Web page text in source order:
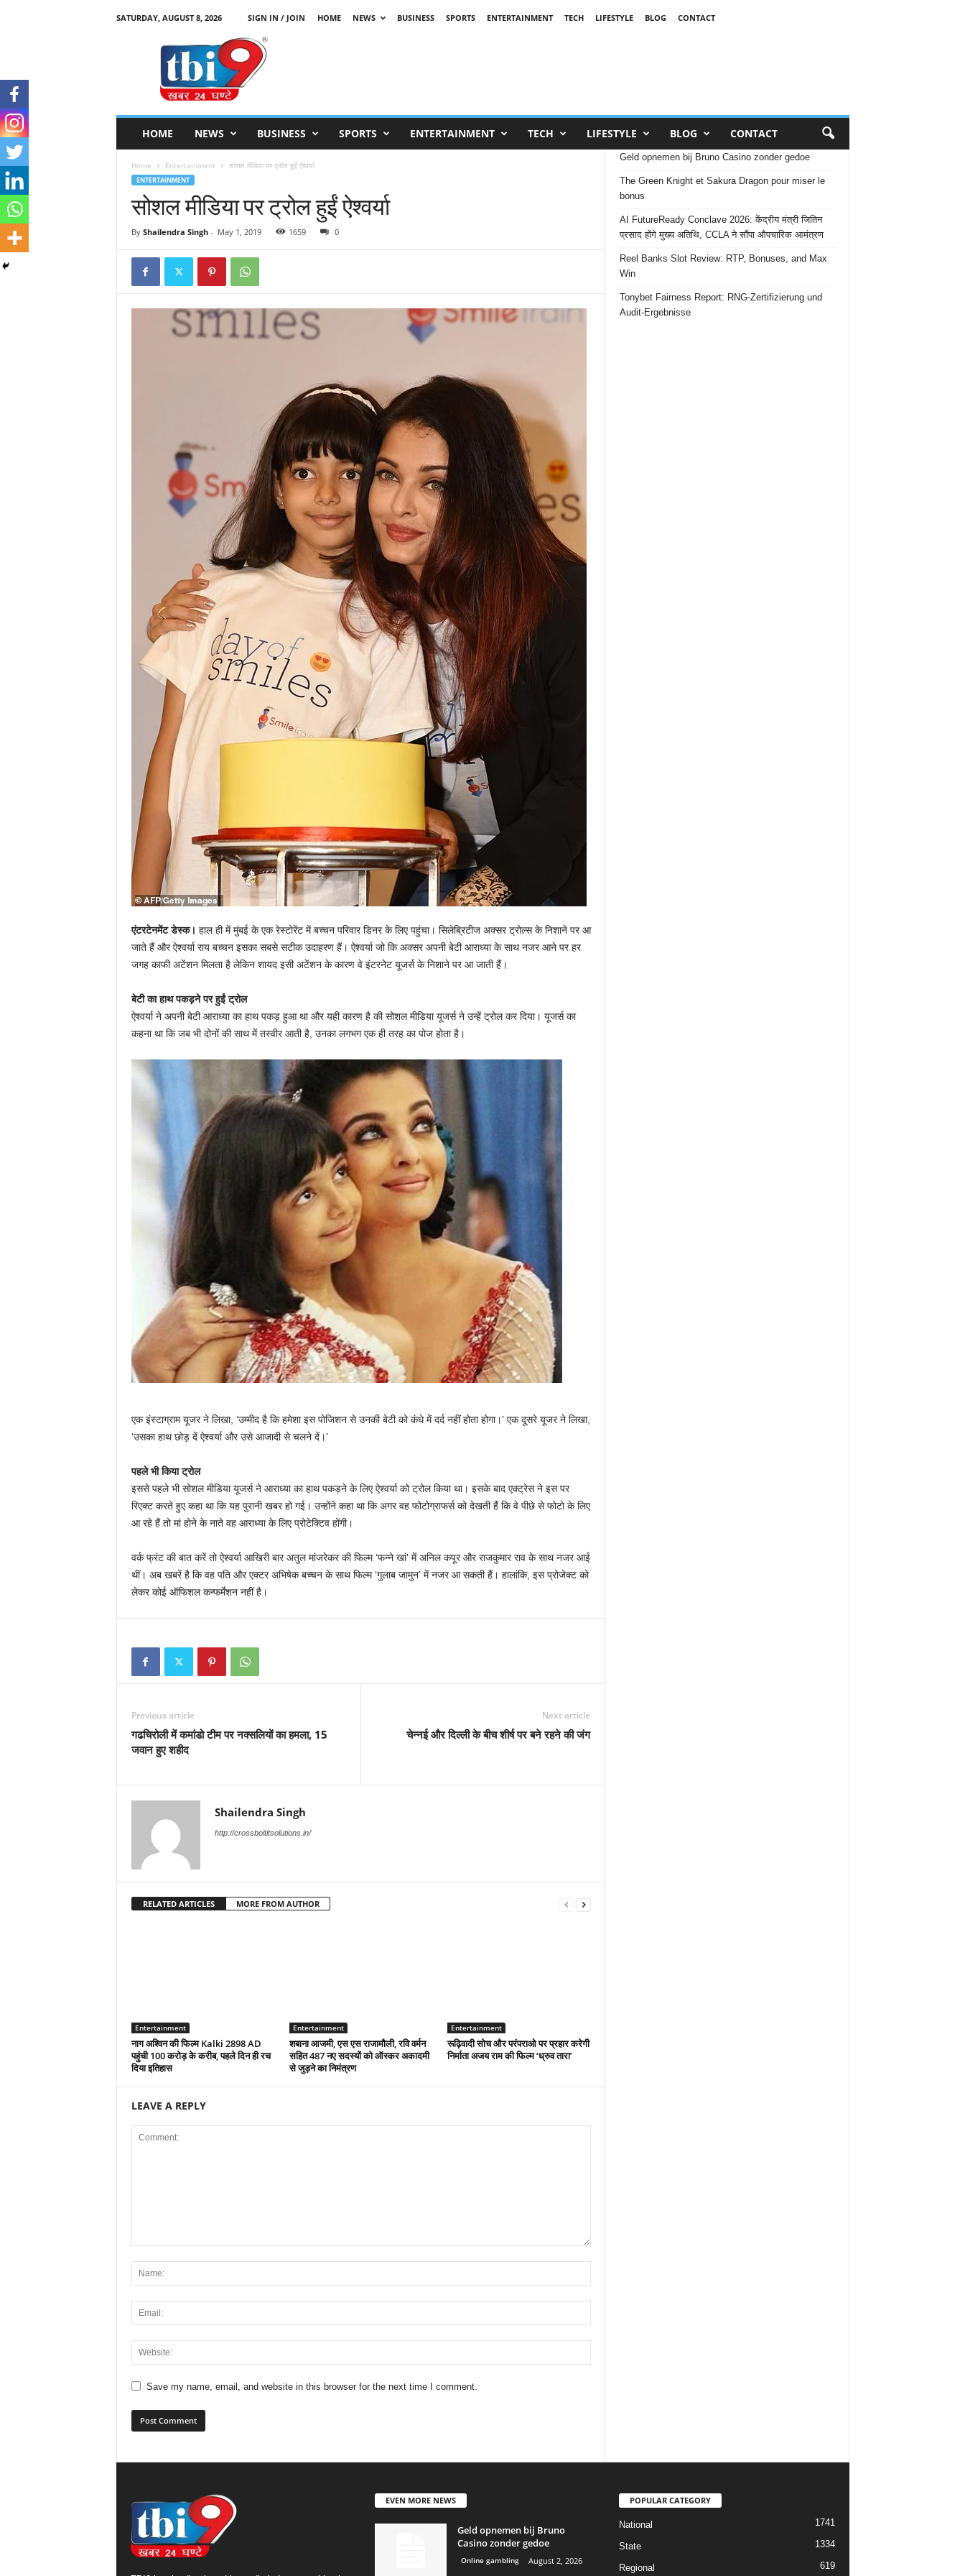
SATURDAY, AUGUST 8, 2026 SIGN IN / JOIN HOME NEWS BUSINESS SPORTS ENTERTAINMENT TECH LIFESTYLE BLOG
CONTACT
HOME NEWS BUSINESS SPORTS ENTERTAINMENT TECH LIFESTYLE BLOG CONTACT
Home Entertainment सोशल मीडिया पर ट्रोल हुईं ऐश्वर्या
ENTERTAINMENT
सोशल मीडिया पर ट्रोल हुईं ऐश्वर्या
By Shailendra Singh- May 1, 2019 1659 0
एंटरटेनमेंट डेस्क। हाल ही में मुंबई के एक रेस्टोरेंट में बच्चन परिवार डिनर के लिए पहुंचा। सिलेब्रिटीज अक्सर ट्रोल्स के निशाने पर आ
जाते हैं और ऐश्वर्या राय बच्चन इसका सबसे सटीक उदाहरण हैं। ऐश्वर्या जो कि अक्सर अपनी बेटी आराध्या के साथ नजर आने पर हर
जगह काफी अटेंशन मिलता है लेकिन शायद इसी अटेंशन के कारण वे इंटरनेट यूजर्स के निशाने पर आ जाती हैं।
बेटी का हाथ पकड़ने पर हुईं ट्रोल
ऐश्वर्या ने अपनी बेटी आराध्या का हाथ पकड़ हुआ था और यही कारण है की सोशल मीडिया यूजर्स ने उन्हें ट्रोल कर दिया। यूजर्स का
कहना था कि जब भी दोनों की साथ में तस्वीर आती है, उनका लगभग एक ही तरह का पोज होता है।
एक इंस्टाग्राम यूजर ने लिखा, ‘उम्मीद है कि हमेशा इस पोजिशन से उनकी बेटी को कंधे में दर्द नहीं होता होगा।’ एक दूसरे यूजर ने लिखा,
‘उसका हाथ छोड़ दें ऐश्वर्या और उसे आजादी से चलने दें।’
पहले भी किया ट्रोल
इससे पहले भी सोशल मीडिया यूजर्स ने आराध्या का हाथ पकड़ने के लिए ऐश्वर्या को ट्रोल किया था। इसके बाद एक्ट्रेस ने इस पर
रिएक्ट करते हुए कहा था कि यह पुरानी खबर हो गई। उन्होंने कहा था कि अगर वह फोटोग्राफर्स को देखती हैं कि वे पीछे से फोटो के लिए
आ रहे हैं तो मां होने के नाते वह आराध्या के लिए प्रोटेक्टिव होंगी।
वर्क फ्रंट की बात करें तो ऐश्‍वर्या आखिरी बार अतुल मांजरेकर की फिल्म ‘फन्ने खां’ में अनिल कपूर और राजकुमार राव के साथ नजर आई
थीं। अब खबरें है कि वह पति और एक्टर अभिषेक बच्चन के साथ फिल्म ‘गुलाब जामुन’ में नजर आ सकती हैं। हालांकि, इस प्रोजेक्ट को
लेकर कोई ऑफिशल कन्फर्मेशन नहीं है।
Previous article
गढचिरोली में कमांडो टीम पर नक्सलियों का हमला, 15
जवान हुए शहीद
Next article
चेन्नई और दिल्ली के बीच शीर्ष पर बने रहने की जंग
Shailendra Singh
http://crossboltitsolutions.in/
RELATED ARTICLES MORE FROM AUTHOR
Entertainment
नाग अश्विन की फिल्म Kalki 2898 AD
पहुंची 100 करोड़ के करीब, पहले दिन ही रच
दिया इतिहास
Entertainment
शबाना आजमी, एस एस राजामौली, रवि वर्मन
सहित 487 नए सदस्यों को ऑस्कर अकादमी
से जुड़ने का निमंत्रण
Entertainment
रूढ़िवादी सोच और परंपराओ पर प्रहार करेगी
निर्माता अजय राम की फिल्म ‘ध्रुव तारा’
LEAVE A REPLY
Save my name, email, and website in this browser for the next time I comment.
Geld opnemen bij Bruno Casino zonder gedoe
The Green Knight et Sakura Dragon pour miser le
bonus
AI FutureReady Conclave 2026: केंद्रीय मंत्री जितिन
प्रसाद होंगे मुख्य अतिथि, CCLA ने सौंपा औपचारिक आमंत्रण
Reel Banks Slot Review: RTP, Bonuses, and Max
Win
Tonybet Fairness Report: RNG-Zertifizierung und
Audit-Ergebnisse
EVEN MORE NEWS
Geld opnemen bij Bruno
Casino zonder gedoe
Online gambling August 2, 2026
POPULAR CATEGORY
National 1741
State 1334
Regional 619